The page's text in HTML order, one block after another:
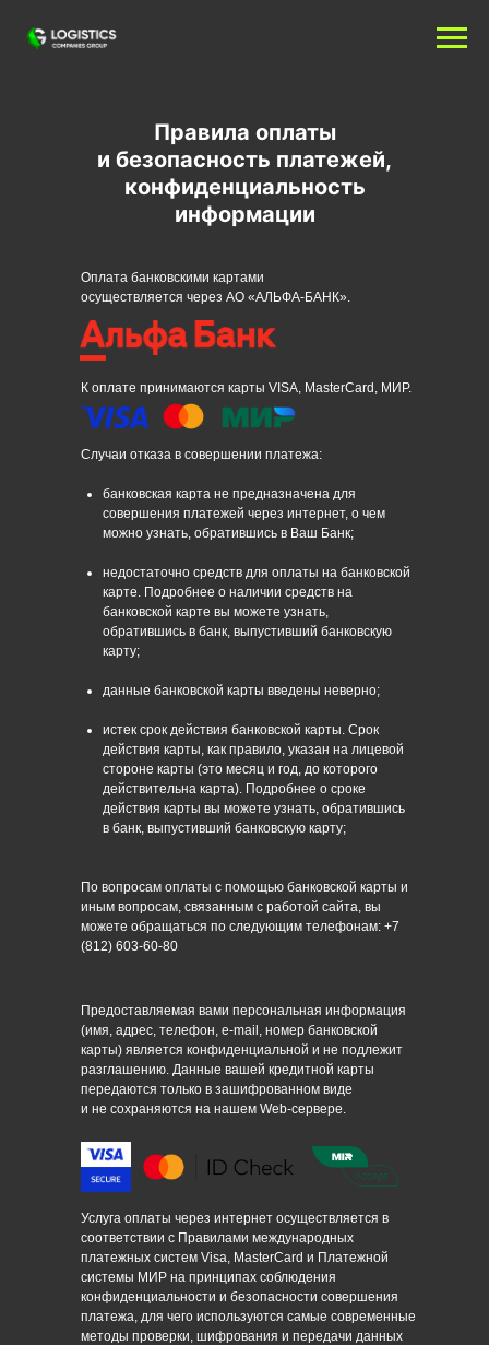
Правила оплаты
и безопасность платежей,
конфиденциальность
информации
Услуга оплаты через интернет осуществляется в
соответствии с Правилами международных
платежных систем Visa, MasterCard и Платежной
системы МИР на принципах соблюдения
конфиденциальности и безопасности совершения
платежа, для чего используются самые современные
методы проверки, шифрования и передачи данных
Предоставляемая вами персональная информация
(имя, адрес, телефон, e-mail, номер банковской
карты) является конфиденциальной и не подлежит
разглашению. Данные вашей кредитной карты
передаются только в зашифрованном виде
и не сохраняются на нашем Web-сервере.
Случаи отказа в совершении платежа:
банковская карта не предназначена для
совершения платежей через интернет, о чем
можно узнать, обратившись в Ваш Банк;
недостаточно средств для оплаты на банковской
карте. Подробнее о наличии средств на
банковской карте вы можете узнать,
обратившись в банк, выпустивший банковскую
карту;
данные банковской карты введены неверно;
истек срок действия банковской карты. Срок
действия карты, как правило, указан на лицевой
стороне карты (это месяц и год, до которого
действительна карта). Подробнее о сроке
действия карты вы можете узнать, обратившись
в банк, выпустивший банковскую карту;
По вопросам оплаты с помощью банковской карты и
иным вопросам, связанным с работой сайта, вы
можете обращаться по следующим телефонам: +7
(812) 603-60-80
К оплате принимаются карты VISA, MasterCard, МИР.
Оплата банковскими картами
осуществляется через АО «АЛЬФА-БАНК».